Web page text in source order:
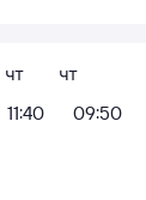
чт
11:40
чт
09:50